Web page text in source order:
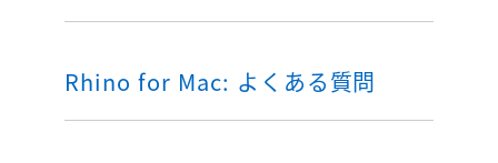
Rhino for Mac: よくある質問